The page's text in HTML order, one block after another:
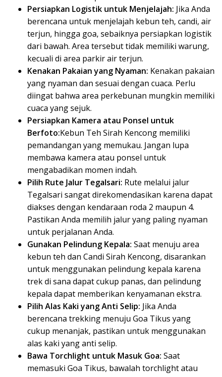
Persiapkan Logistik untuk Menjelajah: Jika Anda
berencana untuk menjelajah kebun teh, candi, air
terjun, hingga goa, sebaiknya persiapkan logistik
dari bawah. Area tersebut tidak memiliki warung,
kecuali di area parkir air terjun.
Kenakan Pakaian yang Nyaman: Kenakan pakaian
yang nyaman dan sesuai dengan cuaca. Perlu
diingat bahwa area perkebunan mungkin memiliki
cuaca yang sejuk.
Persiapkan Kamera atau Ponsel untuk
Berfoto:Kebun Teh Sirah Kencong memiliki
pemandangan yang memukau. Jangan lupa
membawa kamera atau ponsel untuk
mengabadikan momen indah.
Pilih Rute Jalur Tegalsari: Rute melalui jalur
Tegalsari sangat direkomendasikan karena dapat
diakses dengan kendaraan roda 2 maupun 4.
Pastikan Anda memilih jalur yang paling nyaman
untuk perjalanan Anda.
Gunakan Pelindung Kepala: Saat menuju area
kebun teh dan Candi Sirah Kencong, disarankan
untuk menggunakan pelindung kepala karena
trek di sana dapat cukup panas, dan pelindung
kepala dapat memberikan kenyamanan ekstra.
Pilih Alas Kaki yang Anti Selip: Jika Anda
berencana trekking menuju Goa Tikus yang
cukup menanjak, pastikan untuk menggunakan
alas kaki yang anti selip.
Bawa Torchlight untuk Masuk Goa: Saat
memasuki Goa Tikus, bawalah torchlight atau